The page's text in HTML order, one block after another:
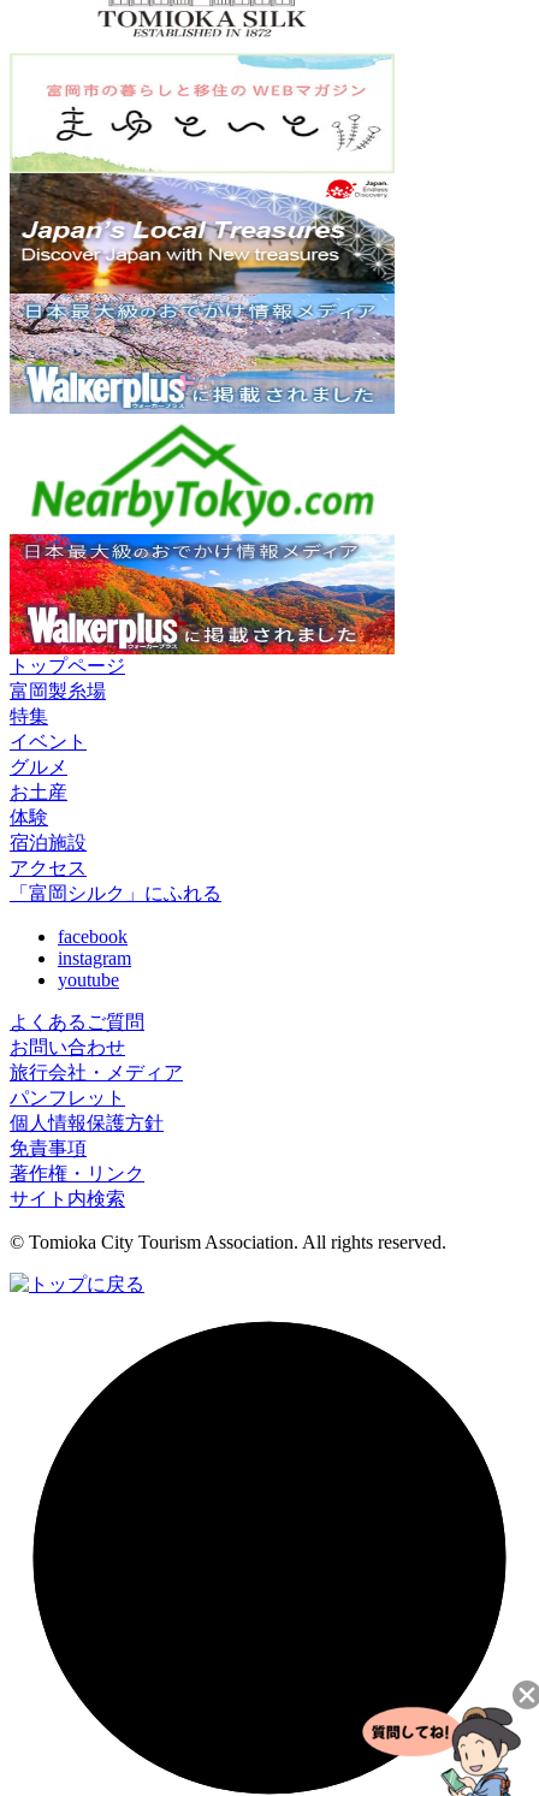
トップページ
富岡製糸場
特集
イベント
グルメ
お土産
体験
宿泊施設
アクセス
「富岡シルク」にふれる
facebook
instagram
youtube
よくあるご質問
お問い合わせ
旅行会社・メディア
パンフレット
個人情報保護方針
免責事項
著作権・リンク
サイト内検索
© Tomioka City Tourism Association. All rights reserved.